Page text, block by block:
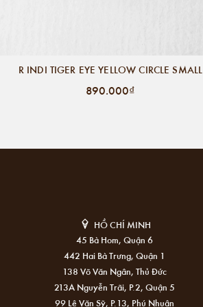
R INDI TIGER EYE YELLOW CIRCLE SMALL
890.000₫
HỒ CHÍ MINH
45 Bà Hom, Quận 6
442 Hai Bà Trưng, Quận 1
138 Võ Văn Ngân, Thủ Đức
213A Nguyễn Trãi, P.2, Quận 5
99 Lê Văn Sỹ, P.13, Phú Nhuận